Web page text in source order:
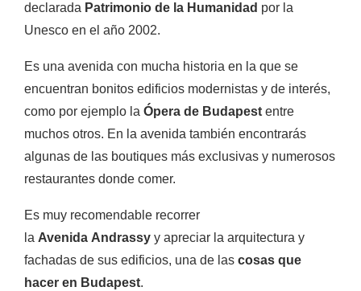
declarada Patrimonio de la Humanidad por la
Unesco en el año 2002.
Es una avenida con mucha historia en la que se
encuentran bonitos edificios modernistas y de interés,
como por ejemplo la Ópera de Budapest entre
muchos otros. En la avenida también encontrarás
algunas de las boutiques más exclusivas y numerosos
restaurantes donde comer.
Es muy recomendable recorrer
la Avenida Andrassy y apreciar la arquitectura y
fachadas de sus edificios, una de las cosas que
hacer en Budapest.